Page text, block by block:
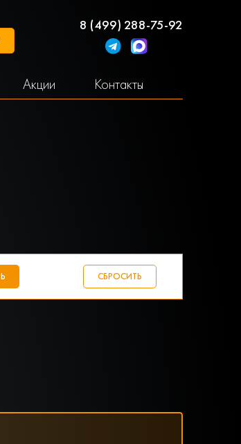
8 (499) 288-75-92
Акции Контакты